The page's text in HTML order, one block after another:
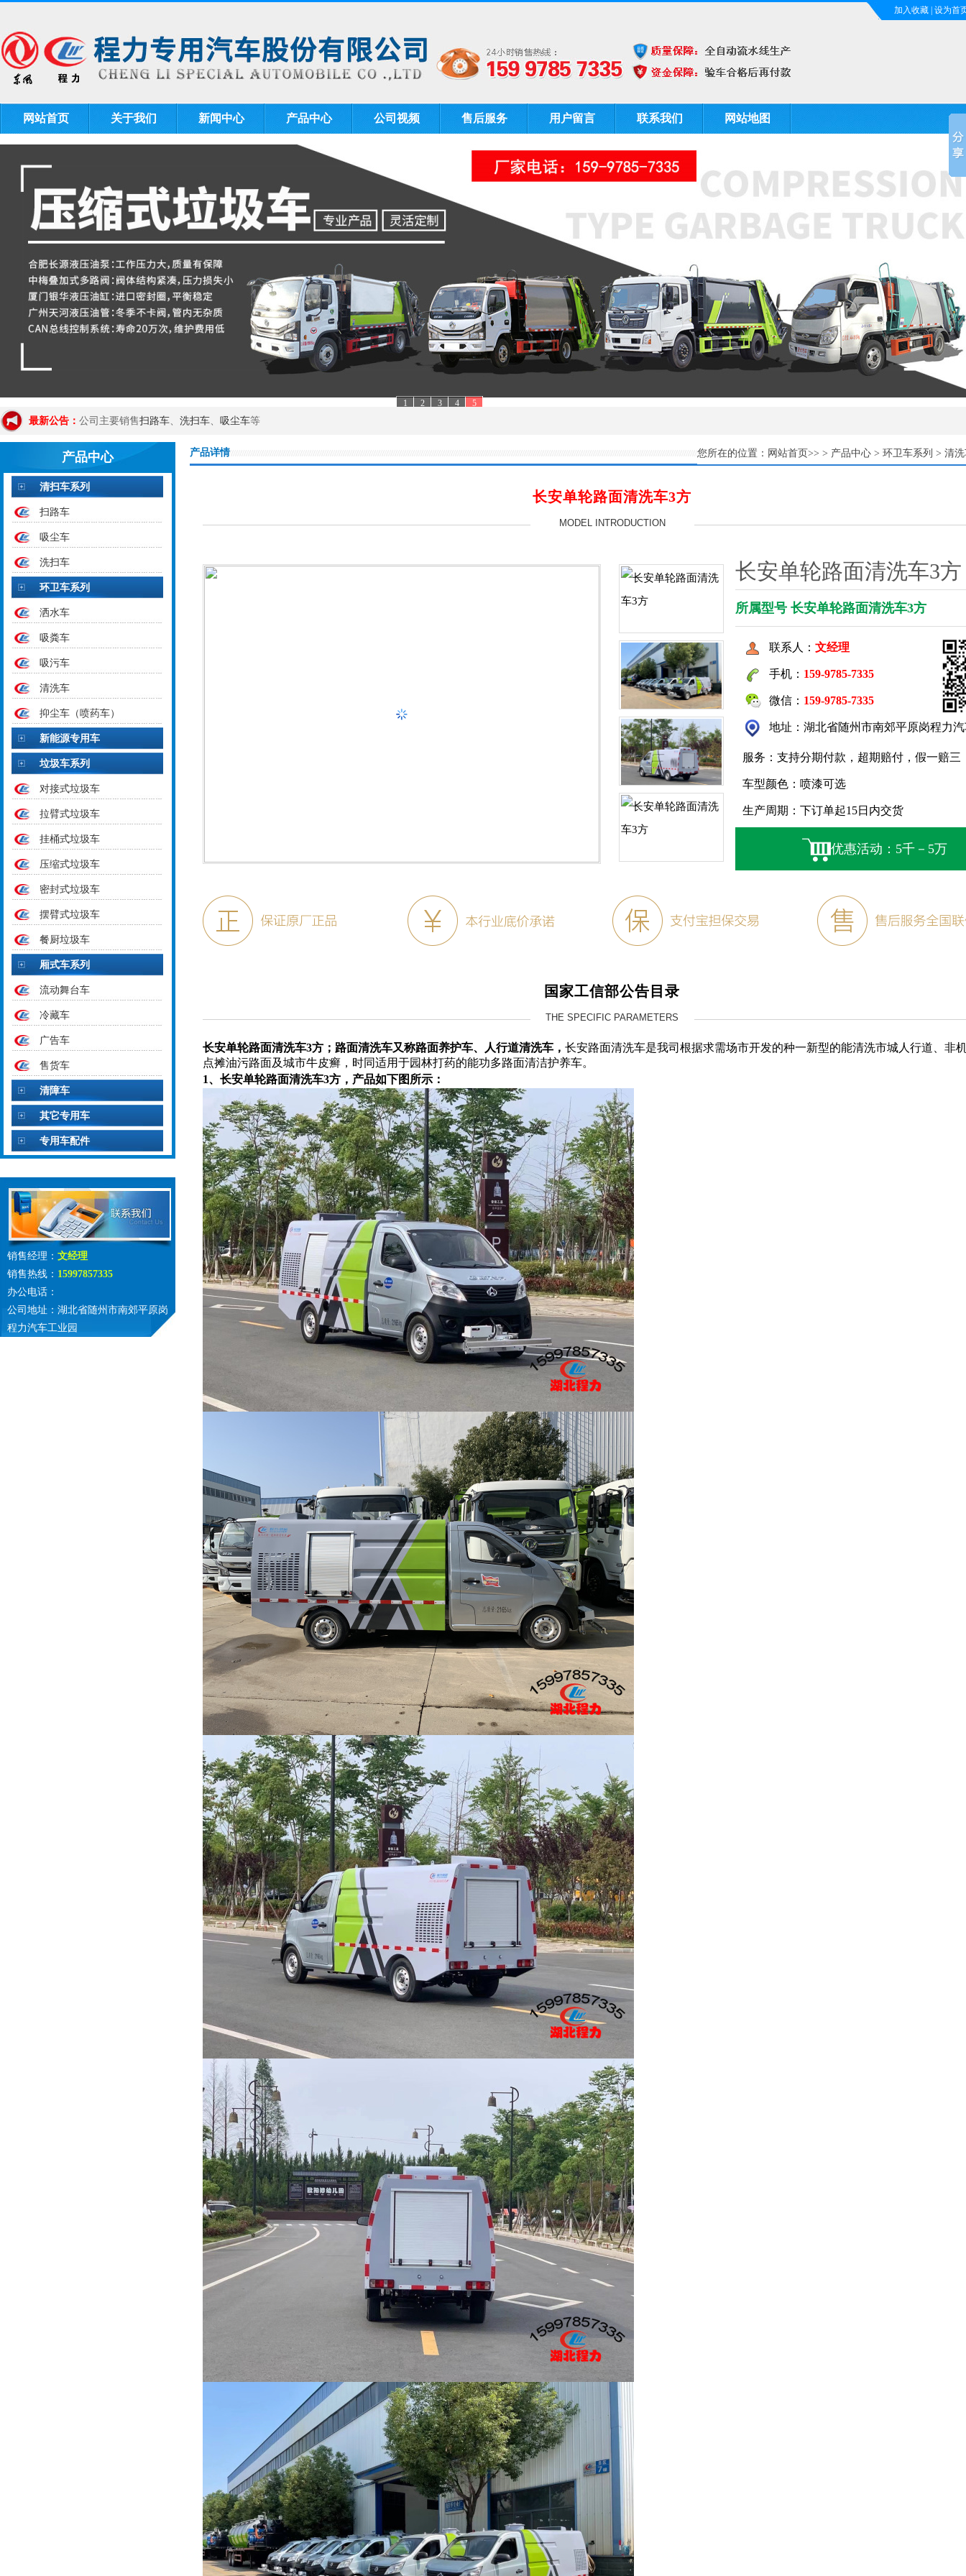
加入收藏 设为首
网站首页 关于我们 新闻中心 产品中心 公司视频 售后服务 用户留言 联系我们 网站地图
5
4
3
2
1
最新公告： 公司主要销售扫路车、 洗扫车、 吸尘车等
产品中心
清扫车系列
扫路车
吸尘车
洗扫车
环卫车系列
洒水车
吸粪车
吸污车
清洗车
抑尘车（喷药车）
新能源专用车
垃圾车系列
对接式垃圾车
拉臂式垃圾车
挂桶式垃圾车
压缩式垃圾车
密封式垃圾车
摆臂式垃圾车
餐厨垃圾车
厢式车系列
流动舞台车
冷藏车
广告车
售货车
清障车
其它专用车
专用车配件
销售经理： 文经理
销售热线： 15997857335
办公电话：
公司地址：湖北省随州市南郊平原岗
程力汽车工业园
产品详情 您所在的位置： 网站首页>> > 产品中心 > 环卫车系列 > 清
长安单轮路面清洗车3方
MODEL INTRODUCTION
长安单轮路面清洗车3方
所属型号 长安单轮路面清洗车3方
联系人： 文经理
手机： 159-9785-7335
微信： 159-9785-7335
地址：湖北省随州市南郊平原岗程力
服务：支持分期付款，超期赔付，假一赔三
车型颜色：喷漆可选
生产周期：下订单起15日内交货
优惠活动：5千－5万
国家工信部公告目录
THE SPECIFIC PARAMETERS
长安单轮路面清洗车3方；路面清洗车又称路面养护车、人行道清洗车， 长安路面清洗车是我司根据求需场市开发的种一新型的能清洗市城人行道、非
点摊油污路面及城市牛皮癣， 时同适用于园林打药的能功多路面清洁护养车。
1、 长安单轮路面清洗车3方，产品如下图所示：